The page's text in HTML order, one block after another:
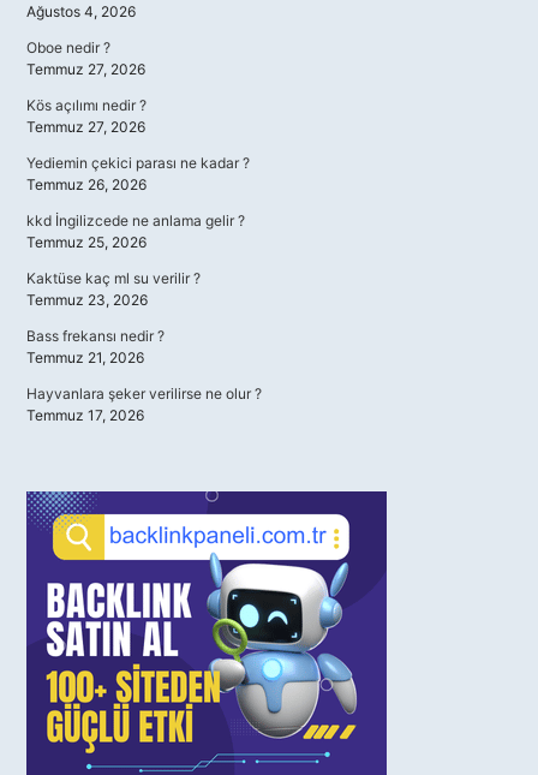
Ağustos 4, 2026
Oboe nedir ?
Temmuz 27, 2026
Kös açılımı nedir ?
Temmuz 27, 2026
Yediemin çekici parası ne kadar ?
Temmuz 26, 2026
kkd İngilizcede ne anlama gelir ?
Temmuz 25, 2026
Kaktüse kaç ml su verilir ?
Temmuz 23, 2026
Bass frekansı nedir ?
Temmuz 21, 2026
Hayvanlara şeker verilirse ne olur ?
Temmuz 17, 2026